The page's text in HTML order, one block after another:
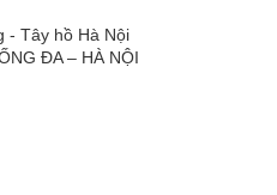
- Tây hồ Hà Nội
ĐA – HÀ NỘI